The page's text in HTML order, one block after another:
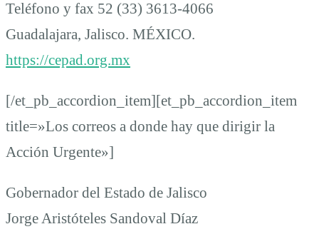
Teléfono y fax 52 (33) 3613-4066
Guadalajara, Jalisco. MÉXICO.
https://cepad.org.mx
[/et_pb_accordion_item][et_pb_accordion_item
title=»Los correos a donde hay que dirigir la
Acción Urgente»]
Gobernador del Estado de Jalisco
Jorge Aristóteles Sandoval Díaz